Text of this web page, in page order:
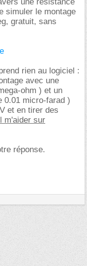
simuler le montage
gratuit, sans
rien au logiciel :
avec une
ohm ) et un
0.01 micro-farad )
et en tirer des
m'aider sur
réponse.